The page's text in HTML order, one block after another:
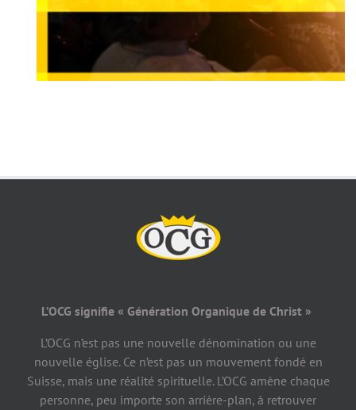
L’OCG signifie « Génération Organique de Christ »
L’OCG n’est pas une nouvelle dénomination ou une
nouvelle église. Ce n’est pas un mouvement fondé en
Suisse, mais une réalité spirituelle. L’OCG amène chaque
personne, peu importe son arrière-plan, à retrouver